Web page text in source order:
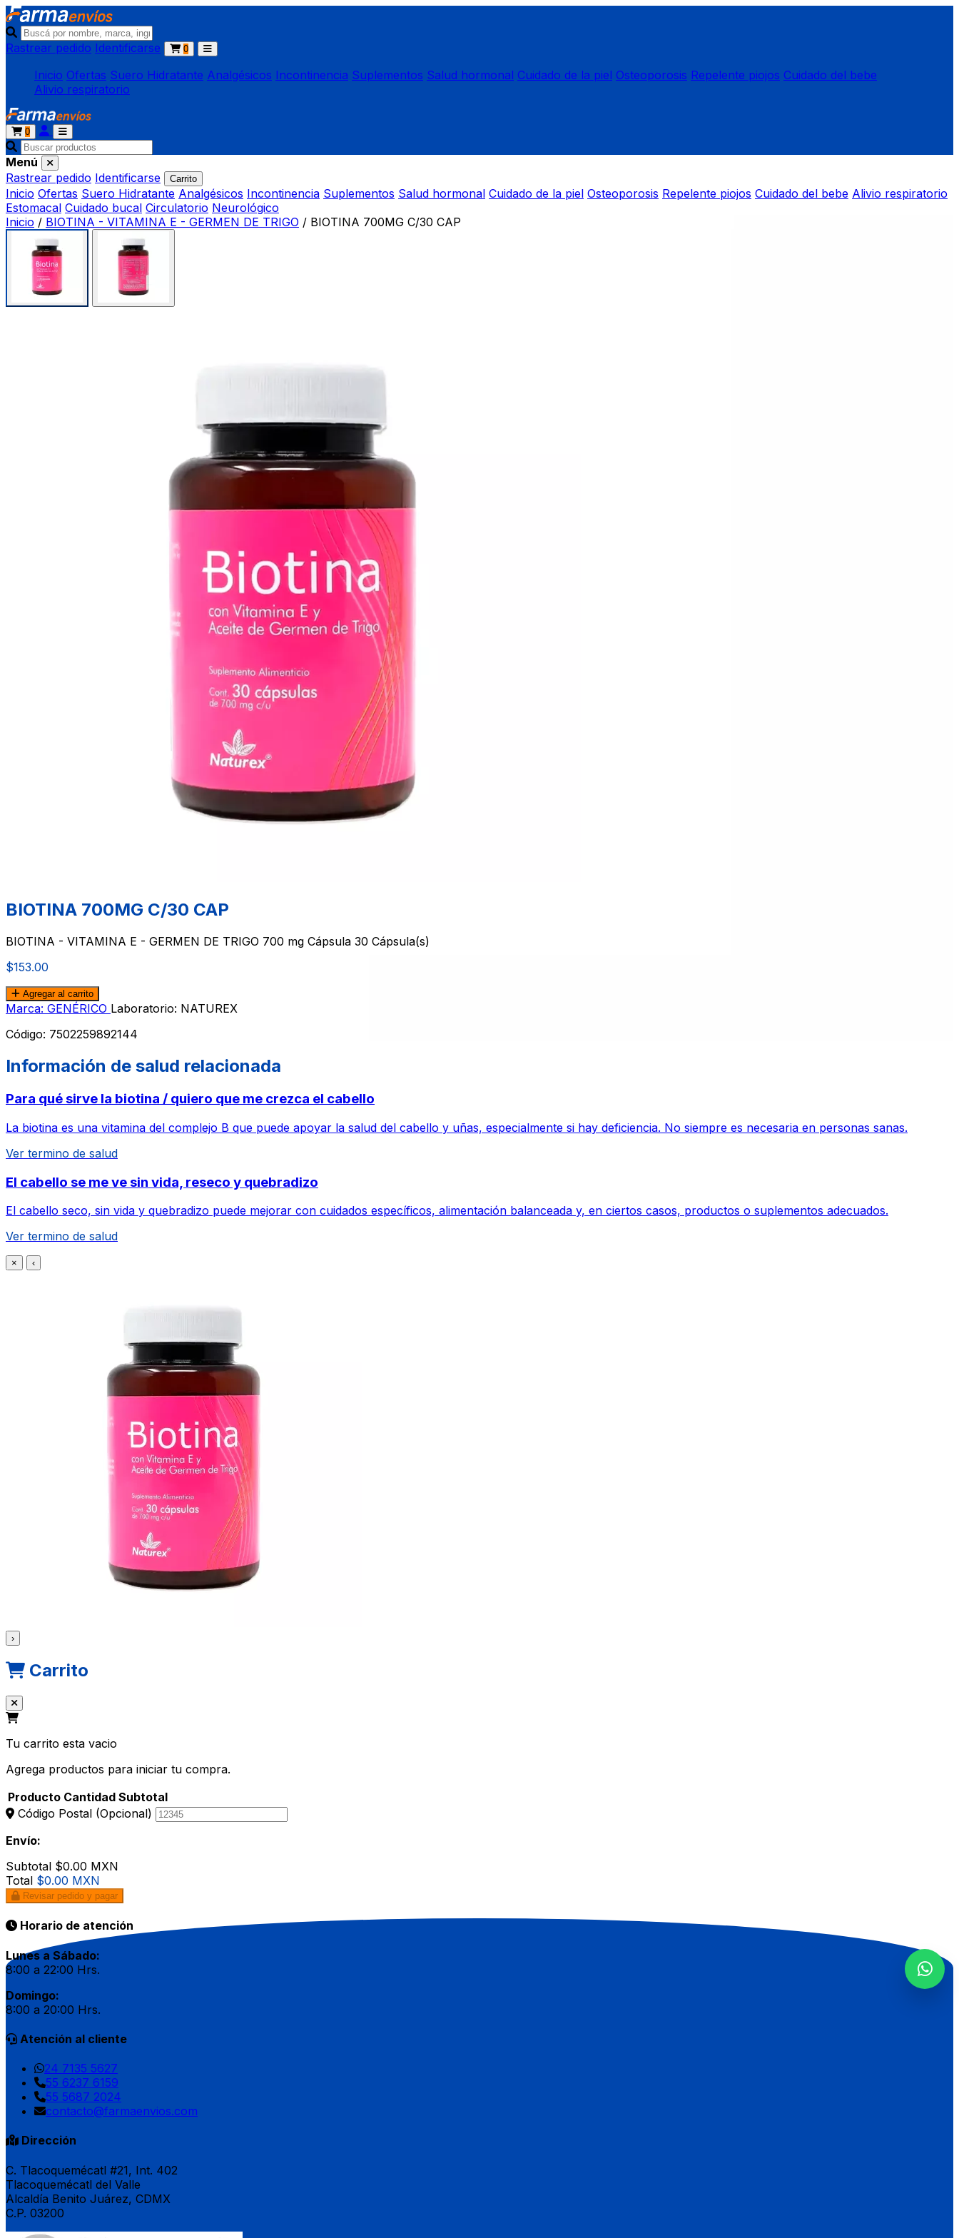
Rastrear pedido Identificarse 0
Inicio Ofertas Suero Hidratante Analgésicos Incontinencia Suplementos Salud hormonal Cuidado de la piel Osteoporosis Repelente piojos Cuidado del bebe
Alivio respiratorio
0
Menú
Rastrear pedido Identificarse Carrito
Inicio Ofertas Suero Hidratante Analgésicos Incontinencia Suplementos Salud hormonal Cuidado de la piel Osteoporosis Repelente piojos Cuidado del bebe Alivio respiratorio
Estomacal Cuidado bucal Circulatorio Neurológico
Inicio / BIOTINA - VITAMINA E - GERMEN DE TRIGO / BIOTINA 700MG C/30 CAP
BIOTINA 700MG C/30 CAP
BIOTINA - VITAMINA E - GERMEN DE TRIGO 700 mg Cápsula 30 Cápsula(s)
$153.00
Agregar al carrito
Marca: GENÉRICO Laboratorio: NATUREX
Código: 7502259892144
Información de salud relacionada
Para qué sirve la biotina / quiero que me crezca el cabello
La biotina es una vitamina del complejo B que puede apoyar la salud del cabello y uñas, especialmente si hay deficiencia. No siempre es necesaria en personas sanas.
Ver termino de salud
El cabello se me ve sin vida, reseco y quebradizo
El cabello seco, sin vida y quebradizo puede mejorar con cuidados específicos, alimentación balanceada y, en ciertos casos, productos o suplementos adecuados.
Ver termino de salud
× ‹
›
Carrito
Tu carrito esta vacio
Agrega productos para iniciar tu compra.
Producto Cantidad Subtotal
Código Postal (Opcional)
Envío:
Subtotal $0.00 MXN
Total $0.00 MXN
Revisar pedido y pagar
Horario de atención
Lunes a Sábado:
8:00 a 22:00 Hrs.
Domingo:
8:00 a 20:00 Hrs.
Atención al cliente
24 7135 5627
55 6237 6159
55 5687 2024
contacto@farmaenvios.com
Dirección
C. Tlacoquemécatl #21, Int. 402
Tlacoquemécatl del Valle
Alcaldía Benito Juárez, CDMX
C.P. 03200